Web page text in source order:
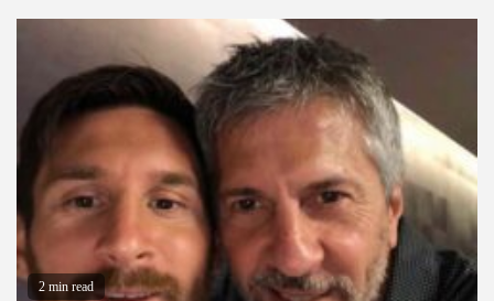
2 min read